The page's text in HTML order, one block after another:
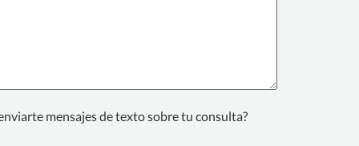
mensajes de texto sobre tu consulta?